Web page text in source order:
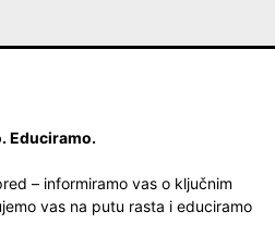
Educiramo.
– informiramo vas o ključnim
vas na putu rasta i educiramo